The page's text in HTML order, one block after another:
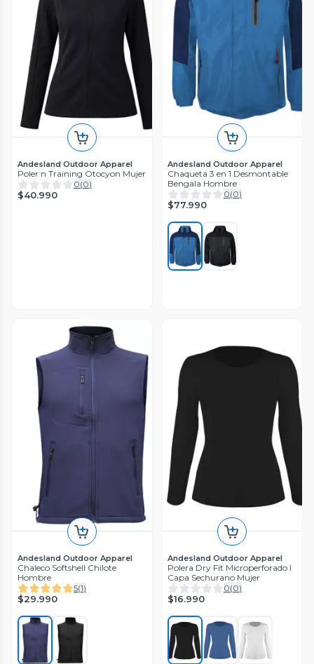
Andesland Outdoor Apparel
Poler n Training Otocyon Mujer
0(0)
$40.990
Andesland Outdoor Apparel
Chaqueta 3 en 1 Desmontable
Bengala Hombre
0(0)
$77.990
Andesland Outdoor Apparel
Chaleco Softshell Chilote
Hombre
5(1)
$29.990
Andesland Outdoor Apparel
Polera Dry Fit Microperforado I
Capa Sechurano Mujer
0(0)
$16.990